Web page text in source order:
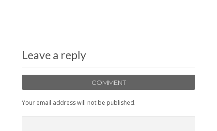
Leave a reply
COMMENT
Your email address will not be published.